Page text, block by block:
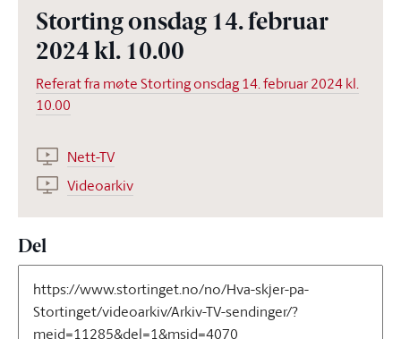
Storting onsdag 14. februar
2024 kl. 10.00
Referat fra møte Storting onsdag 14. februar 2024 kl.
10.00
Nett-TV
Videoarkiv
Del